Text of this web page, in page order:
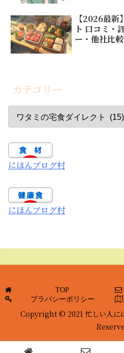
【2026最新
ト 口コミ・
ー・他社比
カテゴリー
にほんブログ村
にほんブログ村
TOP
プラバシーポリシー
Copyright © 2021 忙しい人に